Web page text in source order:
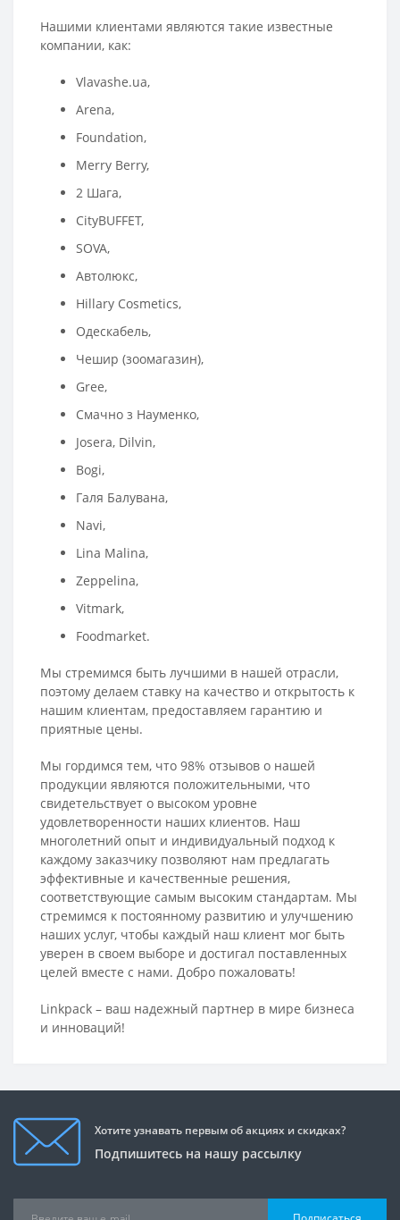
Нашими клиентами являются такие известные
компании, как:
Vlavashe.ua,
Arena,
Foundation,
Merry Berry,
2 Шага,
CityBUFFET,
SOVA,
Автолюкс,
Hillary Cosmetics,
Одескабель,
Чешир (зоомагазин),
Gree,
Смачно з Науменко,
Josera, Dilvin,
Bogi,
Галя Балувана,
Navi,
Lina Malina,
Zeppelina,
Vitmark,
Foodmarket.
Мы стремимся быть лучшими в нашей отрасли,
поэтому делаем ставку на качество и открытость к
нашим клиентам, предоставляем гарантию и
приятные цены.
Мы гордимся тем, что 98% отзывов о нашей
продукции являются положительными, что
свидетельствует о высоком уровне
удовлетворенности наших клиентов. Наш
многолетний опыт и индивидуальный подход к
каждому заказчику позволяют нам предлагать
эффективные и качественные решения,
соответствующие самым высоким стандартам. Мы
стремимся к постоянному развитию и улучшению
наших услуг, чтобы каждый наш клиент мог быть
уверен в своем выборе и достигал поставленных
целей вместе с нами. Добро пожаловать!
Linkpack – ваш надежный партнер в мире бизнеса
и инноваций!
Хотите узнавать первым об акциях и скидках?
Подпишитесь на нашу рассылку